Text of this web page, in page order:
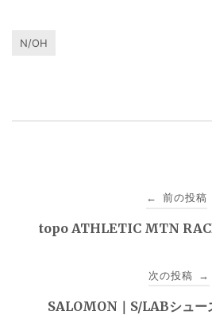
N/OH
← 前の投稿
topo ATHLETIC MTN
次の投稿 →
SALOMON｜S/LABシュー